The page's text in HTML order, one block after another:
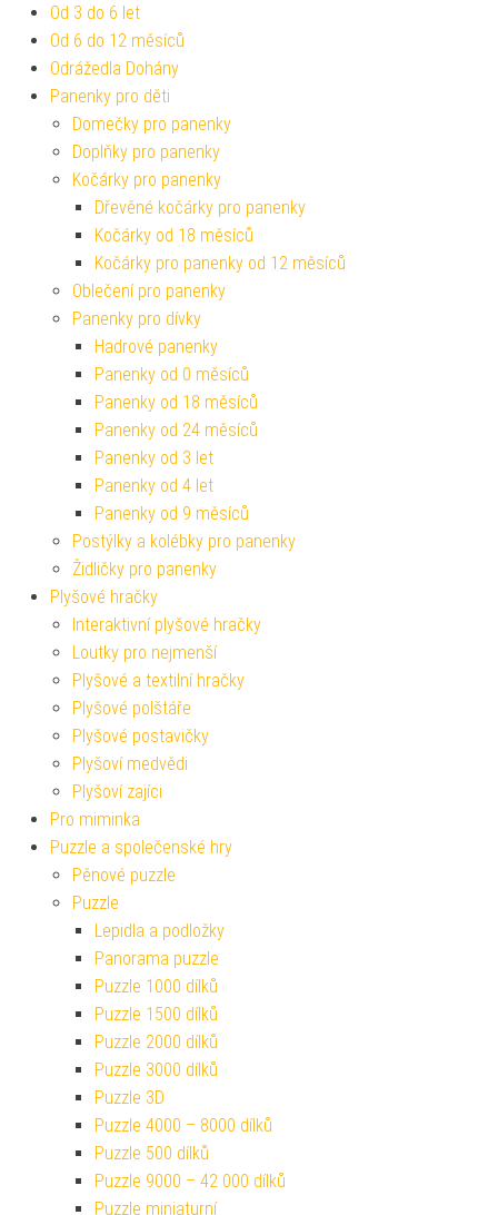
Od 3 do 6 let
Od 6 do 12 měsíců
Odrážedla Dohány
Panenky pro děti
Domečky pro panenky
Doplňky pro panenky
Kočárky pro panenky
Dřevěné kočárky pro panenky
Kočárky od 18 měsíců
Kočárky pro panenky od 12 měsíců
Oblečení pro panenky
Panenky pro dívky
Hadrové panenky
Panenky od 0 měsíců
Panenky od 18 měsíců
Panenky od 24 měsíců
Panenky od 3 let
Panenky od 4 let
Panenky od 9 měsíců
Postýlky a kolébky pro panenky
Židličky pro panenky
Plyšové hračky
Interaktivní plyšové hračky
Loutky pro nejmenší
Plyšové a textilní hračky
Plyšové polštáře
Plyšové postavičky
Plyšoví medvědi
Plyšoví zajíci
Pro miminka
Puzzle a společenské hry
Pěnové puzzle
Puzzle
Lepidla a podložky
Panorama puzzle
Puzzle 1000 dílků
Puzzle 1500 dílků
Puzzle 2000 dílků
Puzzle 3000 dílků
Puzzle 3D
Puzzle 4000 – 8000 dílků
Puzzle 500 dílků
Puzzle 9000 – 42 000 dílků
Puzzle miniaturní